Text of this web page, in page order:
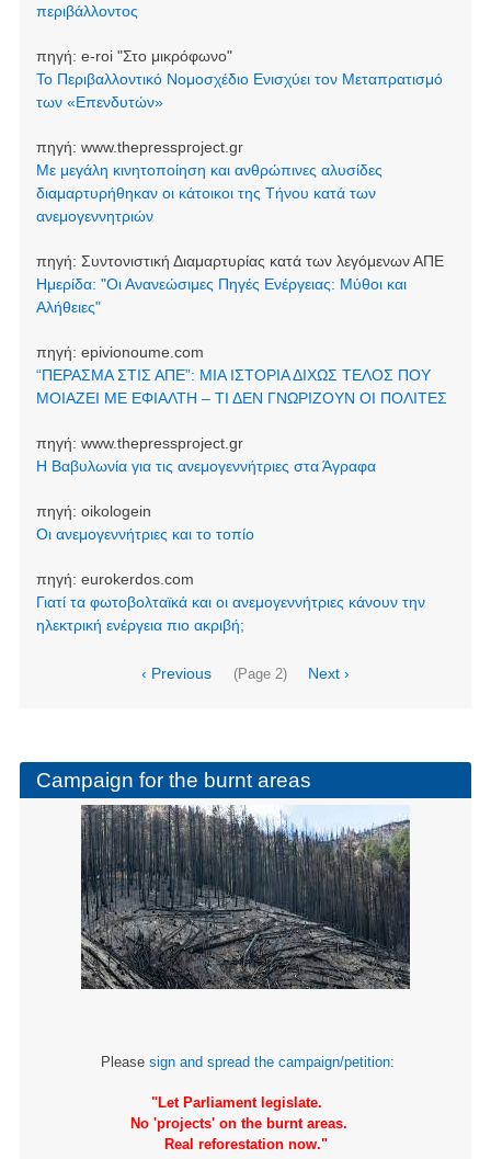
περιβάλλοντος
πηγή: e-roi "Στο μικρόφωνο"
Το Περιβαλλοντικό Νομοσχέδιο Ενισχύει τον Μεταπρατισμό
των «Επενδυτών»
πηγή: www.thepressproject.gr
Με μεγάλη κινητοποίηση και ανθρώπινες αλυσίδες
διαμαρτυρήθηκαν οι κάτοικοι της Τήνου κατά των
ανεμογεννητριών
πηγή: Συντονιστική Διαμαρτυρίας κατά των λεγόμενων ΑΠΕ
Ημερίδα: "Οι Ανανεώσιμες Πηγές Ενέργειας: Μύθοι και
Αλήθειες"
πηγή: epivionoume.com
“ΠΕΡΑΣΜΑ ΣΤΙΣ ΑΠΕ”: ΜΙΑ ΙΣΤΟΡΙΑ ΔΙΧΩΣ ΤΕΛΟΣ ΠΟΥ
ΜΟΙΑΖΕΙ ΜΕ ΕΦΙΑΛΤΗ – ΤΙ ΔΕΝ ΓΝΩΡΙΖΟΥΝ ΟΙ ΠΟΛΙΤΕΣ
πηγή: www.thepressproject.gr
Η Βαβυλωνία για τις ανεμογεννήτριες στα Άγραφα
πηγή: oikologein
Οι ανεμογεννήτριες και το τοπίο
πηγή: eurokerdos.com
Γιατί τα φωτοβολταϊκά και οι ανεμογεννήτριες κάνουν την
ηλεκτρική ενέργεια πιο ακριβή;
PaginationPrevious
‹ Previous (Page 2)
Next
Next ›
Campaign for the burnt areas
Please sign and spread the campaign/petition:
"Let Parliament legislate.
No 'projects' on the burnt areas.
Real reforestation now."